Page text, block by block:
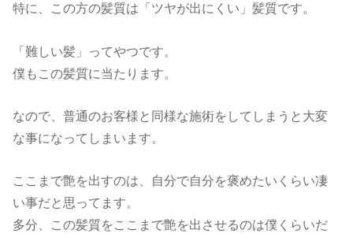
特に、この方の髪質は「ツヤが出にくい」髪質です。
「難しい髪」ってやつです。
僕もこの髪質に当たります。
なので、普通のお客様と同様な施術をしてしまうと大変
な事になってしまいます。
ここまで艶を出すのは、自分で自分を褒めたいくらい凄
い事だと思ってます。
多分、この髪質をここまで艶を出させるのは僕くらいだ